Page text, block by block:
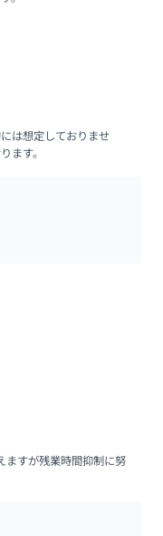
は想定しておりませ
ます。
ますが残業時間抑制に努